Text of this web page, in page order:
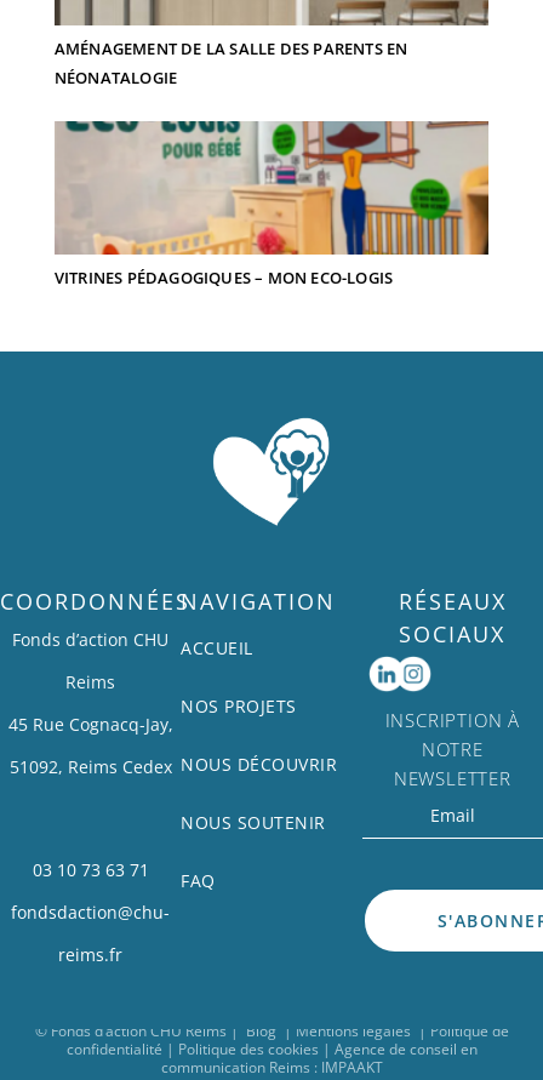
AMÉNAGEMENT DE LA SALLE DES PARENTS EN
NÉONATALOGIE
VITRINES PÉDAGOGIQUES – MON ECO-LOGIS
COORDONNÉES
Fonds d’action CHU
Reims
45 Rue Cognacq-Jay,
51092, Reims Cedex
03 10 73 63 71
fondsdaction@chu-
reims.fr
NAVIGATION
ACCUEIL
NOS PROJETS
NOUS DÉCOUVRIR
NOUS SOUTENIR
FAQ
RÉSEAUX
SOCIAUX
INSCRIPTION À
NOTRE
NEWSLETTER
© Fonds d’action CHU Reims | Blog| Mentions légales | Politique de
confidentialité | Politique des cookies | Agence de conseil en
communication Reims : IMPAAKT